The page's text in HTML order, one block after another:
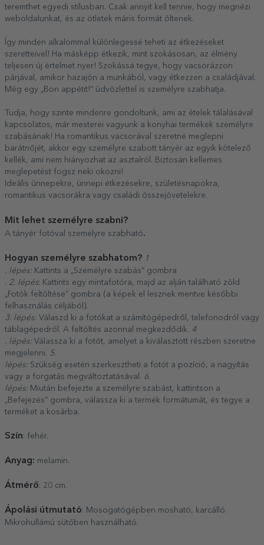
teremthet egyedi stílusban. Csak annyit kell tennie, hogy megnézi
weboldalunkat, és az ötletek máris formát öltenek.
Így minden alkalommal különlegessé teheti az étkezéseket
szeretteivel! Ha másképp étkezik, mint szokásosan, az élmény
teljesen új értelmet nyer! Szokássá tegye, hogy vacsorázzon
párjával, amikor hazajön a munkából, vagy étkezzen a családjával.
Még egy „Bon appétit!” üdvözlettel is személyre szabhatja.
Tudja, hogy szinte mindenre gondoltunk, ami az ételek tálalásával
kapcsolatos, már mesterei vagyunk a konyhai termékek személyre
szabásának! Ha romantikus vacsorával szeretné meglepni
barátnőjét, akkor egy személyre szabott tányér az egyik kötelező
kellék, ami nem hiányozhat az asztalról. Biztosan kellemes
meglepetést fogsz neki okozni!
Ideális ünnepekre, ünnepi étkezésekre, születésnapokra,
romantikus vacsorákra vagy családi összejövetelekre.
Mit lehet személyre szabni?
A tányér fotóval személyre szabható.
Hogyan személyre szabhatom? 1
. lépés: Kattints a „Személyre szabás” gombra
. 2. lépés: Kattints egy mintafotóra, majd az alján található zöld
„Fotók feltöltése” gombra (a képek el lesznek mentve későbbi
felhasználás céljából).
3. lépés: Válaszd ki a fotókat a számítógépedről, telefonodról vagy
táblagépedről. A feltöltés azonnal megkezdődik. 4
. lépés: Válassza ki a fotót, amelyet a kiválasztott részben szeretne
megjelenni. 5.
lépés: Szükség esetén szerkesztheti a fotót a pozíció, a nagyítás
vagy a forgatás megváltoztatásával. 6.
lépés: Miután befejezte a személyre szabást, kattintson a
„Befejezés” gombra, válassza ki a termék formátumát, és tegye a
terméket a kosárba.
Szín: fehér.
Anyag: melamin.
Átmérő: 20 cm.
Ápolási útmutató: Mosogatógépben mosható, karcálló.
Mikrohullámú sütőben használható.